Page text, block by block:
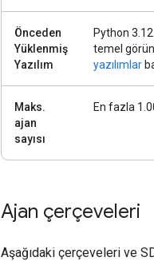
Önceden
Yüklenmiş
Yazılım
Python
temel
yazılımlar
Maks.
ajan
sayısı
En fazla
Ajan çerçeveleri
Aşağıdaki çerçeveleri ve